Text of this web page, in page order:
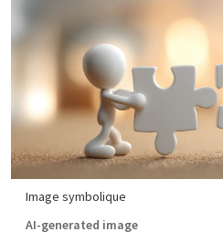
Image symbolique
AI-generated image